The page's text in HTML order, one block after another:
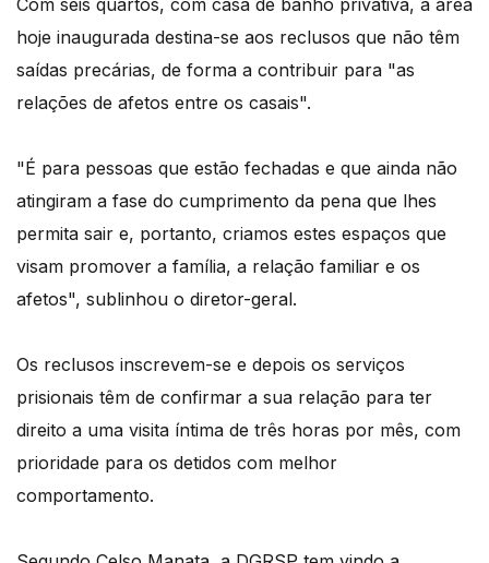
Com seis quartos, com casa de banho privativa, a área
hoje inaugurada destina-se aos reclusos que não têm
saídas precárias, de forma a contribuir para "as
relações de afetos entre os casais".
"É para pessoas que estão fechadas e que ainda não
atingiram a fase do cumprimento da pena que lhes
permita sair e, portanto, criamos estes espaços que
visam promover a família, a relação familiar e os
afetos", sublinhou o diretor-geral.
Os reclusos inscrevem-se e depois os serviços
prisionais têm de confirmar a sua relação para ter
direito a uma visita íntima de três horas por mês, com
prioridade para os detidos com melhor
comportamento.